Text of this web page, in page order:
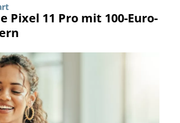
Pixel 11 Pro mit 100-Euro-